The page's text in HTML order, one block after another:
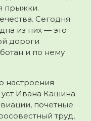
прыжки.
Сегодня
из них — это
дороги
и по нему
настроения
уст Ивана Кашина
почетные
труд,